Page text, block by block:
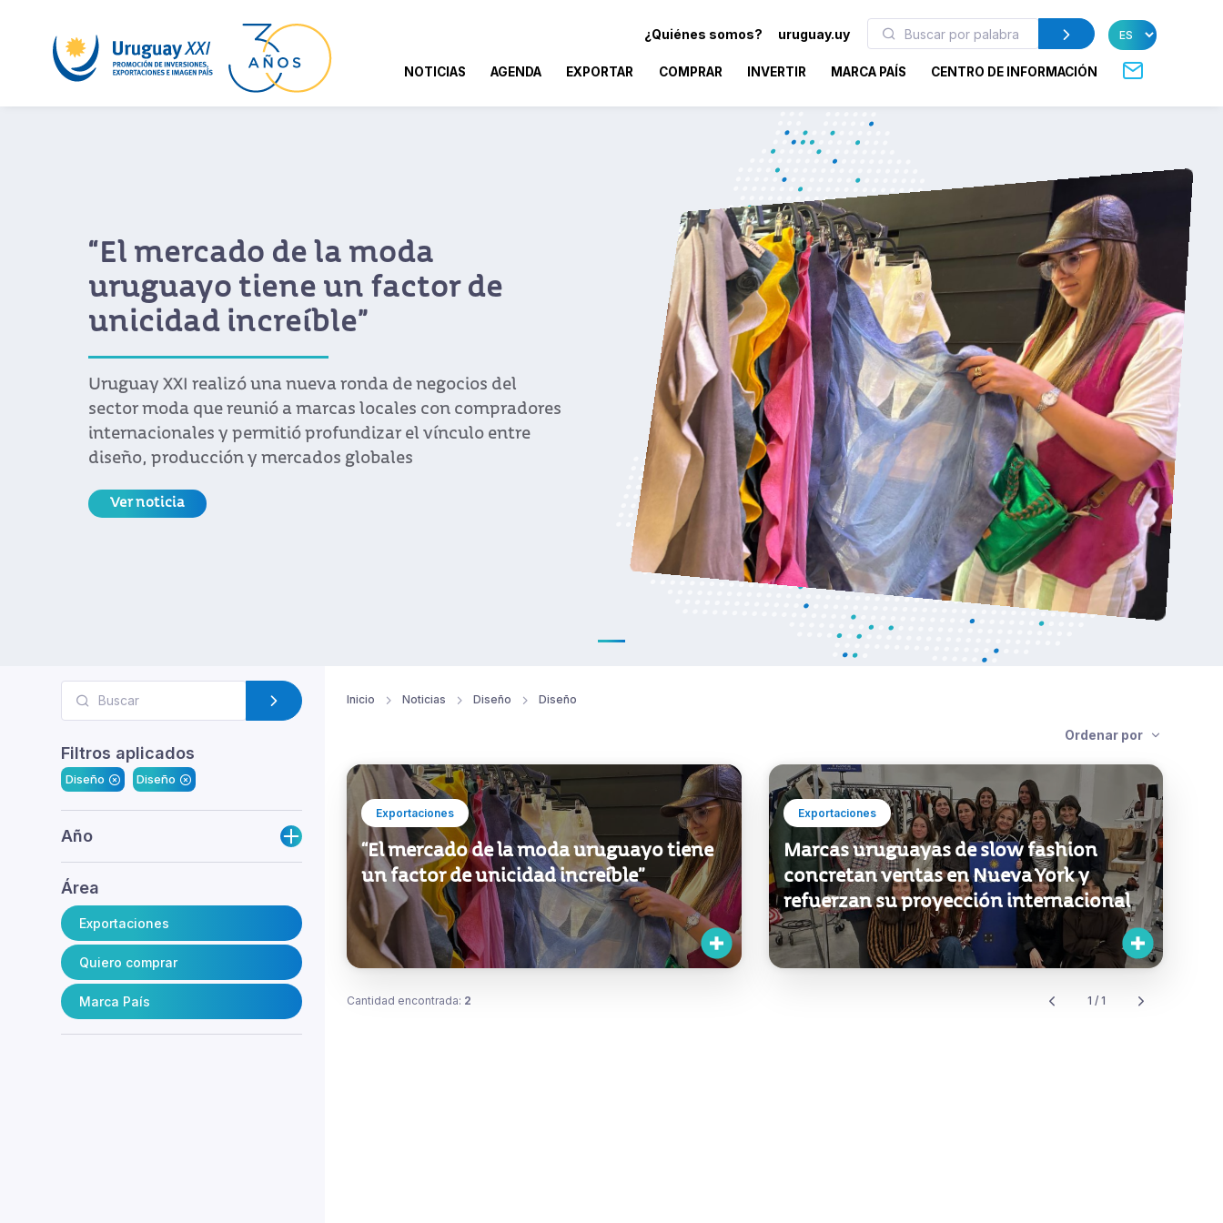
¿Quiénes somos? uruguay.uy
NOTICIAS AGENDA EXPORTAR COMPRAR INVERTIR MARCA PAÍS CENTRO DE INFORMACIÓN
“El mercado de la moda
uruguayo tiene un factor de
unicidad increíble”
Uruguay XXI realizó una nueva ronda de negocios del
sector moda que reunió a marcas locales con compradores
internacionales y permitió profundizar el vínculo entre
diseño, producción y mercados globales
Ver noticia
Filtros aplicados
Diseño Diseño
Año
Área
Exportaciones
Quiero comprar
Marca País
Inicio Noticias Diseño Diseño
Ordenar por
Exportaciones
“El mercado de la moda uruguayo tiene
un factor de unicidad increíble”
Exportaciones
Marcas uruguayas de slow fashion
concretan ventas en Nueva York y
refuerzan su proyección internacional
Cantidad encontrada: 2 1 / 1